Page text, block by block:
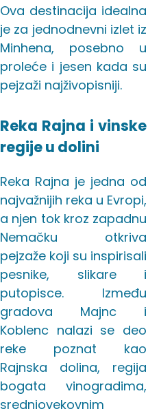
Ova destinacija idealna
je za jednodnevni izlet iz
Minhena, posebno u
proleće i jesen kada su
pejzaži najživopisniji.
Reka Rajna i vinske
regije u dolini
Reka Rajna je jedna od
najvažnijih reka u Evropi,
a njen tok kroz zapadnu
Nemačku otkriva
pejzaže koji su inspirisali
pesnike, slikare i
putopisce. Između
gradova Majnc i
Koblenc nalazi se deo
reke poznat kao
Rajnska dolina, regija
bogata vinogradima,
srednjovekovnim